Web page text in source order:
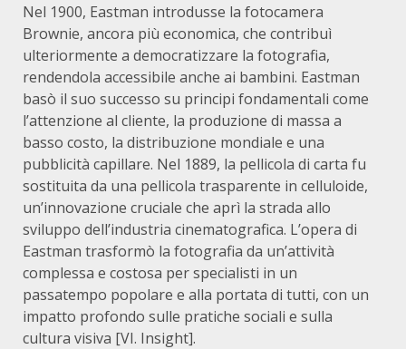
Nel 1900, Eastman introdusse la fotocamera
Brownie, ancora più economica, che contribuì
ulteriormente a democratizzare la fotografia,
rendendola accessibile anche ai bambini. Eastman
basò il suo successo su principi fondamentali come
l’attenzione al cliente, la produzione di massa a
basso costo, la distribuzione mondiale e una
pubblicità capillare. Nel 1889, la pellicola di carta fu
sostituita da una pellicola trasparente in celluloide,
un’innovazione cruciale che aprì la strada allo
sviluppo dell’industria cinematografica. L’opera di
Eastman trasformò la fotografia da un’attività
complessa e costosa per specialisti in un
passatempo popolare e alla portata di tutti, con un
impatto profondo sulle pratiche sociali e sulla
cultura visiva [VI. Insight].